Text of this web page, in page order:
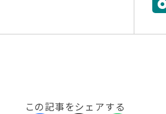
この記事をシェアする